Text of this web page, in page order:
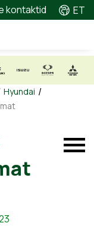
kontaktid ET
Hyundai /